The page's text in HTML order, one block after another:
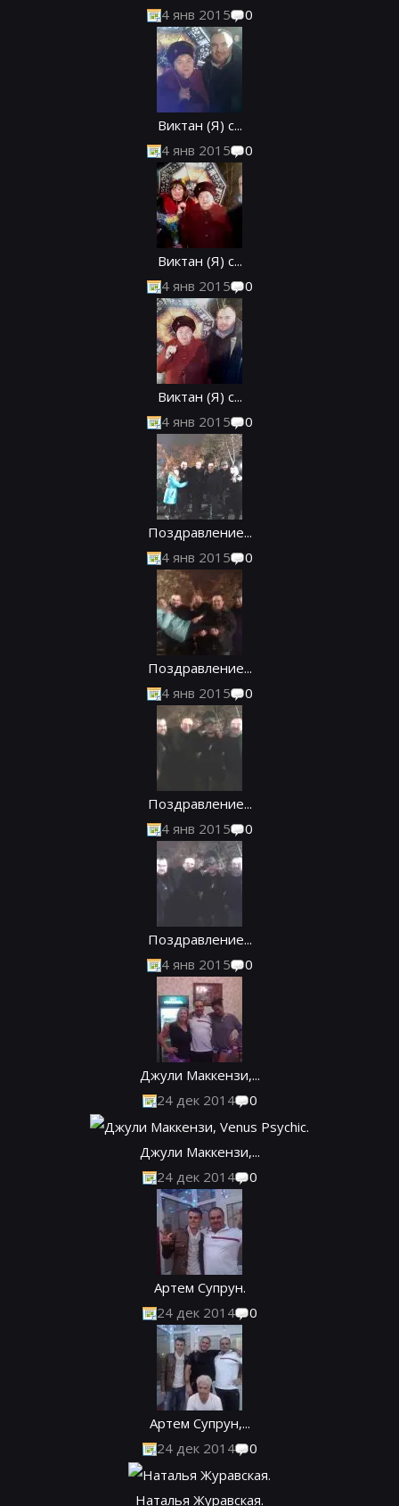
4 янв 2015
0
Виктан (Я) с...
4 янв 2015
0
Виктан (Я) с...
4 янв 2015
0
Виктан (Я) с...
4 янв 2015
0
Поздравление...
4 янв 2015
0
Поздравление...
4 янв 2015
0
Поздравление...
4 янв 2015
0
Поздравление...
4 янв 2015
0
Джули Маккензи,...
24 дек 2014
0
Джули Маккензи,...
24 дек 2014
0
Артем Супрун.
24 дек 2014
0
Артем Супрун,...
24 дек 2014
0
Наталья Журавская.